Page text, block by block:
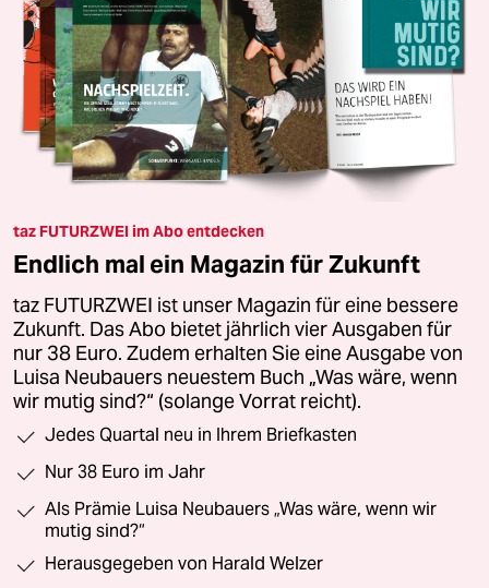
taz FUTURZWEI im Abo entdecken
Endlich mal ein Magazin für Zukunft
taz FUTURZWEI ist unser Magazin für eine bessere
Zukunft. Das Abo bietet jährlich vier Ausgaben für
nur 38 Euro. Zudem erhalten Sie eine Ausgabe von
Luisa Neubauers neuestem Buch „Was wäre, wenn
wir mutig sind?“ (solange Vorrat reicht).
Jedes Quartal neu in Ihrem Briefkasten
Nur 38 Euro im Jahr
Als Prämie Luisa Neubauers „Was wäre, wenn wir
mutig sind?“
Herausgegeben von Harald Welzer